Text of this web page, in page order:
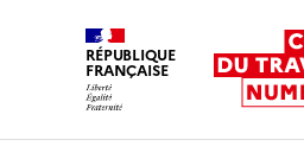
RÉPUBLIQUE
FRANÇAISE